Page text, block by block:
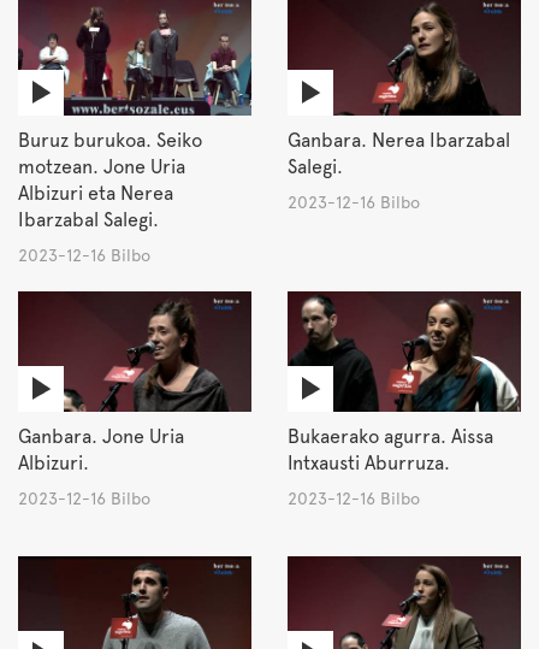
Buruz burukoa. Seiko
motzean. Jone Uria
Albizuri eta Nerea
Ibarzabal Salegi.
2023-12-16 Bilbo
Ganbara. Nerea Ibarzabal
Salegi.
2023-12-16 Bilbo
Ganbara. Jone Uria
Albizuri.
2023-12-16 Bilbo
Bukaerako agurra. Aissa
Intxausti Aburruza.
2023-12-16 Bilbo